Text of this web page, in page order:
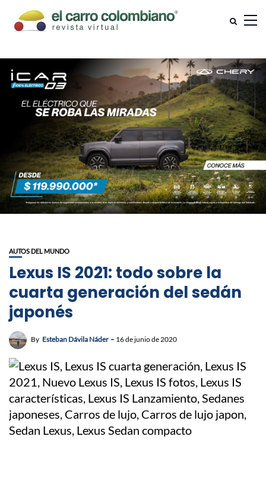
AUTOS DEL MUNDO
Lexus IS 2021: todo sobre la
cuarta generación del sedán
japonés
By Esteban Dávila Náder 16 de junio de 2020